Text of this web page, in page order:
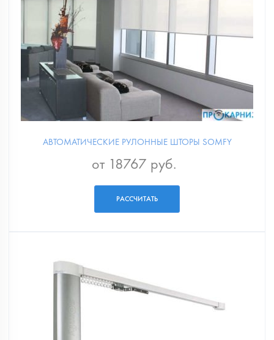
АВТОМАТИЧЕСКИЕ РУЛОННЫЕ ШТОРЫ SOMFY
от 18767 руб.
РАССЧИТАТЬ